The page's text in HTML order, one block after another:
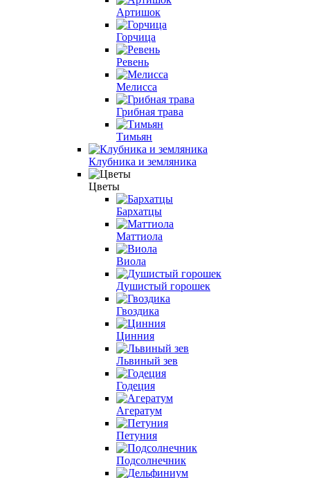
Артишок
Горчица
Ревень
Мелисса
Грибная трава
Тимьян
Клубника и земляника
Цветы
Бархатцы
Маттиола
Виола
Душистый горошек
Гвоздика
Цинния
Львиный зев
Годеция
Агератум
Петуния
Подсолнечник